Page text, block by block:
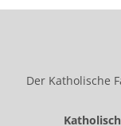
Der Katholische